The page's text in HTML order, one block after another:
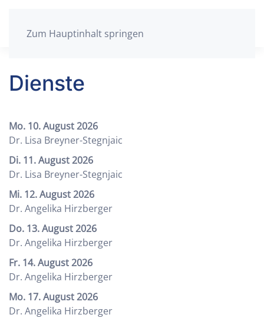
Zum Hauptinhalt springen
Dienste
Mo. 10. August 2026
Dr. Lisa Breyner-Stegnjaic
Di. 11. August 2026
Dr. Lisa Breyner-Stegnjaic
Mi. 12. August 2026
Dr. Angelika Hirzberger
Do. 13. August 2026
Dr. Angelika Hirzberger
Fr. 14. August 2026
Dr. Angelika Hirzberger
Mo. 17. August 2026
Dr. Angelika Hirzberger